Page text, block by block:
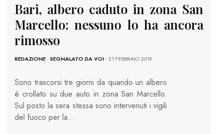
Bari, albero caduto in zona San
Marcello: nessuno lo ha ancora
rimosso
REDAZIONE-SEGNALATO DA VOI- 21 FEBBRAIO 2019
Sono trascorsi tre giorni da quando un albero
è crollato su due auto in zona San Marcello.
Sul posto la sera stessa sono intervenuti i vigili
del fuoco per la…